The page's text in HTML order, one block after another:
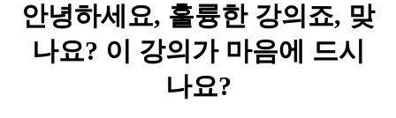
안녕하세요, 훌륭한 강의죠, 맞
나요? 이 강의가 마음에 드시
나요?